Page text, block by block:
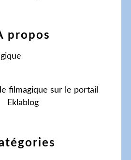
propos
filmagique sur le portail
Eklablog